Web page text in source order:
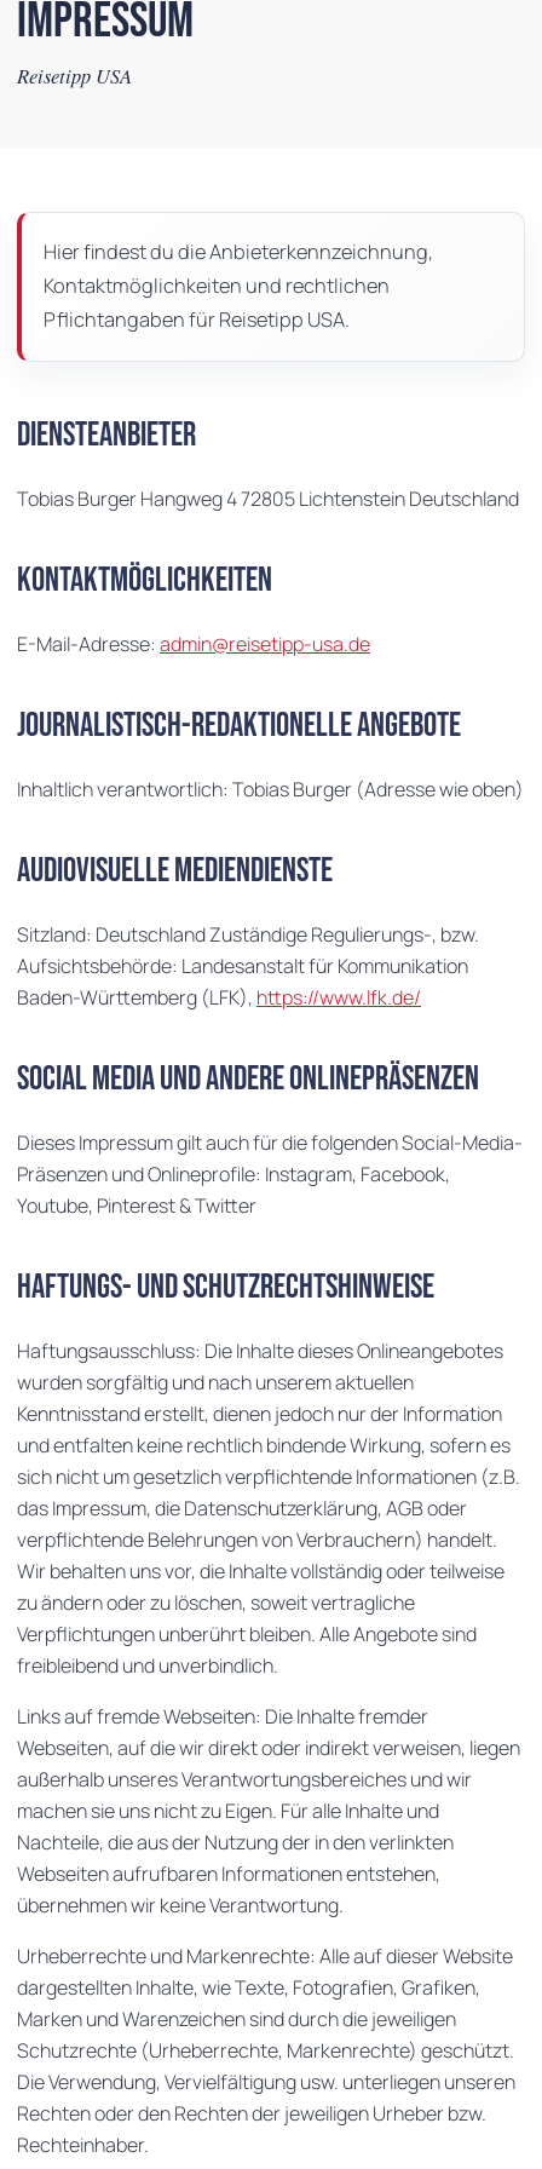
Impressum
Reisetipp USA
Hier findest du die Anbieterkennzeichnung,
Kontaktmöglichkeiten und rechtlichen
Pflichtangaben für Reisetipp USA.
Diensteanbieter
Tobias Burger Hangweg 4 72805 Lichtenstein Deutschland
Kontaktmöglichkeiten
E-Mail-Adresse: admin@reisetipp-usa.de
Journalistisch-redaktionelle Angebote
Inhaltlich verantwortlich: Tobias Burger (Adresse wie oben)
Audiovisuelle Mediendienste
Sitzland: Deutschland Zuständige Regulierungs-, bzw.
Aufsichtsbehörde: Landesanstalt für Kommunikation
Baden-Württemberg (LFK), https://www.lfk.de/
Social Media und andere Onlinepräsenzen
Dieses Impressum gilt auch für die folgenden Social-Media-
Präsenzen und Onlineprofile: Instagram, Facebook,
Youtube, Pinterest & Twitter
Haftungs- und Schutzrechtshinweise
Haftungsausschluss: Die Inhalte dieses Onlineangebotes
wurden sorgfältig und nach unserem aktuellen
Kenntnisstand erstellt, dienen jedoch nur der Information
und entfalten keine rechtlich bindende Wirkung, sofern es
sich nicht um gesetzlich verpflichtende Informationen (z.B.
das Impressum, die Datenschutzerklärung, AGB oder
verpflichtende Belehrungen von Verbrauchern) handelt.
Wir behalten uns vor, die Inhalte vollständig oder teilweise
zu ändern oder zu löschen, soweit vertragliche
Verpflichtungen unberührt bleiben. Alle Angebote sind
freibleibend und unverbindlich.
Links auf fremde Webseiten: Die Inhalte fremder
Webseiten, auf die wir direkt oder indirekt verweisen, liegen
außerhalb unseres Verantwortungsbereiches und wir
machen sie uns nicht zu Eigen. Für alle Inhalte und
Nachteile, die aus der Nutzung der in den verlinkten
Webseiten aufrufbaren Informationen entstehen,
übernehmen wir keine Verantwortung.
Urheberrechte und Markenrechte: Alle auf dieser Website
dargestellten Inhalte, wie Texte, Fotografien, Grafiken,
Marken und Warenzeichen sind durch die jeweiligen
Schutzrechte (Urheberrechte, Markenrechte) geschützt.
Die Verwendung, Vervielfältigung usw. unterliegen unseren
Rechten oder den Rechten der jeweiligen Urheber bzw.
Rechteinhaber.